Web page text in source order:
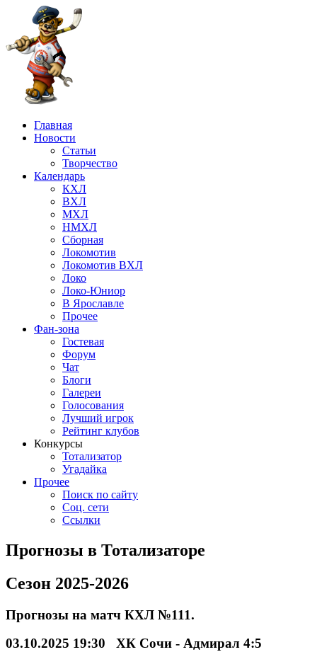
Главная
Новости
Статьи
Творчество
Календарь
КХЛ
ВХЛ
МХЛ
НМХЛ
Сборная
Локомотив
Локомотив ВХЛ
Локо
Локо-Юниор
В Ярославле
Прочее
Фан-зона
Гостевая
Форум
Чат
Блоги
Галереи
Голосования
Лучший игрок
Рейтинг клубов
Конкурсы
Тотализатор
Угадайка
Прочее
Поиск по сайту
Соц. сети
Ссылки
Прогнозы в Тотализаторе
Сезон 2025-2026
Прогнозы на матч КХЛ №111.
03.10.2025 19:30 ХК Сочи - Адмирал 4:5